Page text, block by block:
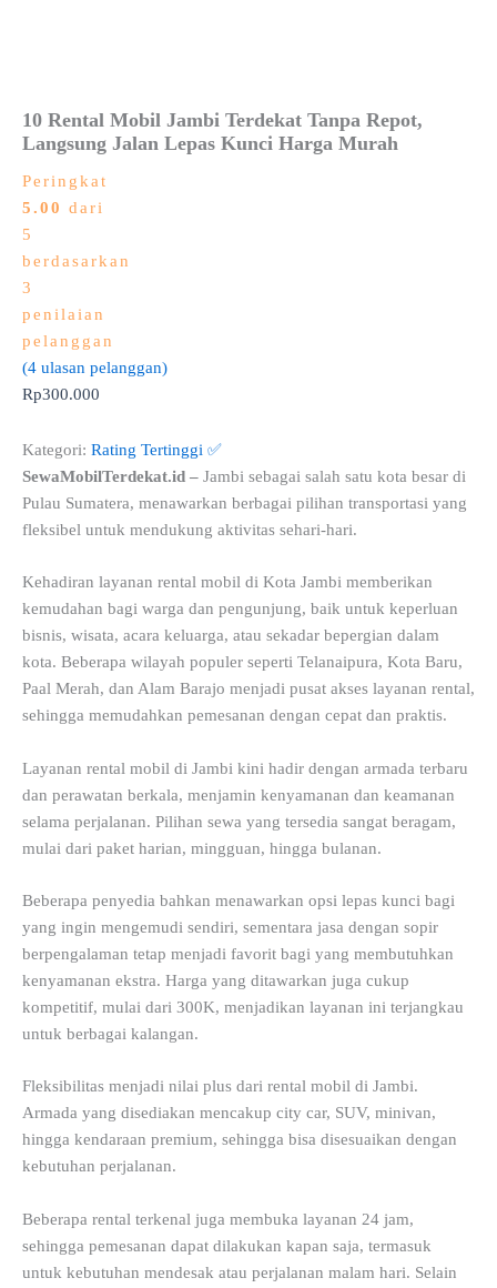
10 Rental Mobil Jambi Terdekat Tanpa Repot,
Langsung Jalan Lepas Kunci Harga Murah
Peringkat
5.00 dari
5
berdasarkan
3
penilaian
pelanggan
(4 ulasan pelanggan)
Rp300.000
Kategori: Rating Tertinggi ✅
SewaMobilTerdekat.id – Jambi sebagai salah satu kota besar di
Pulau Sumatera, menawarkan berbagai pilihan transportasi yang
fleksibel untuk mendukung aktivitas sehari-hari.
Kehadiran layanan rental mobil di Kota Jambi memberikan
kemudahan bagi warga dan pengunjung, baik untuk keperluan
bisnis, wisata, acara keluarga, atau sekadar bepergian dalam
kota. Beberapa wilayah populer seperti Telanaipura, Kota Baru,
Paal Merah, dan Alam Barajo menjadi pusat akses layanan rental,
sehingga memudahkan pemesanan dengan cepat dan praktis.
Layanan rental mobil di Jambi kini hadir dengan armada terbaru
dan perawatan berkala, menjamin kenyamanan dan keamanan
selama perjalanan. Pilihan sewa yang tersedia sangat beragam,
mulai dari paket harian, mingguan, hingga bulanan.
Beberapa penyedia bahkan menawarkan opsi lepas kunci bagi
yang ingin mengemudi sendiri, sementara jasa dengan sopir
berpengalaman tetap menjadi favorit bagi yang membutuhkan
kenyamanan ekstra. Harga yang ditawarkan juga cukup
kompetitif, mulai dari 300K, menjadikan layanan ini terjangkau
untuk berbagai kalangan.
Fleksibilitas menjadi nilai plus dari rental mobil di Jambi.
Armada yang disediakan mencakup city car, SUV, minivan,
hingga kendaraan premium, sehingga bisa disesuaikan dengan
kebutuhan perjalanan.
Beberapa rental terkenal juga membuka layanan 24 jam,
sehingga pemesanan dapat dilakukan kapan saja, termasuk
untuk kebutuhan mendesak atau perjalanan malam hari. Selain